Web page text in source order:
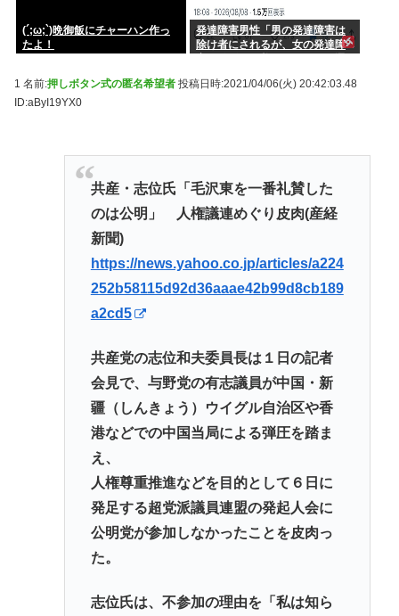
(´;ω;`)晩御飯にチャーハン作っ
たよ！
発達障害男性「男の発達障害は
除け者にされるが、女の発達障
1 名前:押しボタン式の匿名希望者 投稿日時:2021/04/06(火) 20:42:03.48
ID:aByI19YX0
共産・志位氏「毛沢東を一番礼賛した
のは公明」 人権議連めぐり皮肉(産経
新聞)
https://news.yahoo.co.jp/articles/a224
252b58115d92d36aaae42b99d8cb189
a2cd5
共産党の志位和夫委員長は１日の記者
会見で、与野党の有志議員が中国・新
疆（しんきょう）ウイグル自治区や香
港などでの中国当局による弾圧を踏ま
え、
人権尊重推進などを目的として６日に
発足する超党派議員連盟の発起人会に
公明党が参加しなかったことを皮肉っ
た。
志位氏は、不参加の理由を「私は知ら